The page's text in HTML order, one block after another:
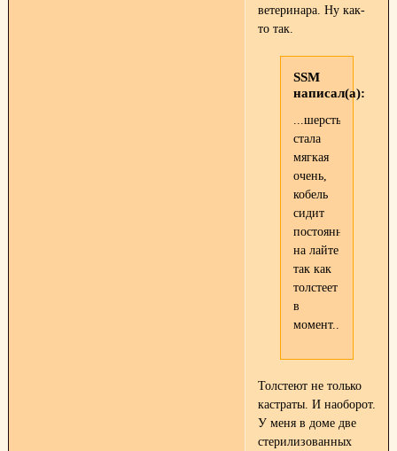
ветеринара. Ну как-
то так.
SSM
написал(а):
...шерсть
стала
мягкая
очень,
кобель
сидит
постоянно
на лайте
так как
толстеет
в
момент...
Толстеют не только
кастраты. И наоборот.
У меня в доме две
стерилизованных